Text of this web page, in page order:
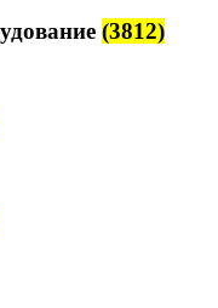
(3812)